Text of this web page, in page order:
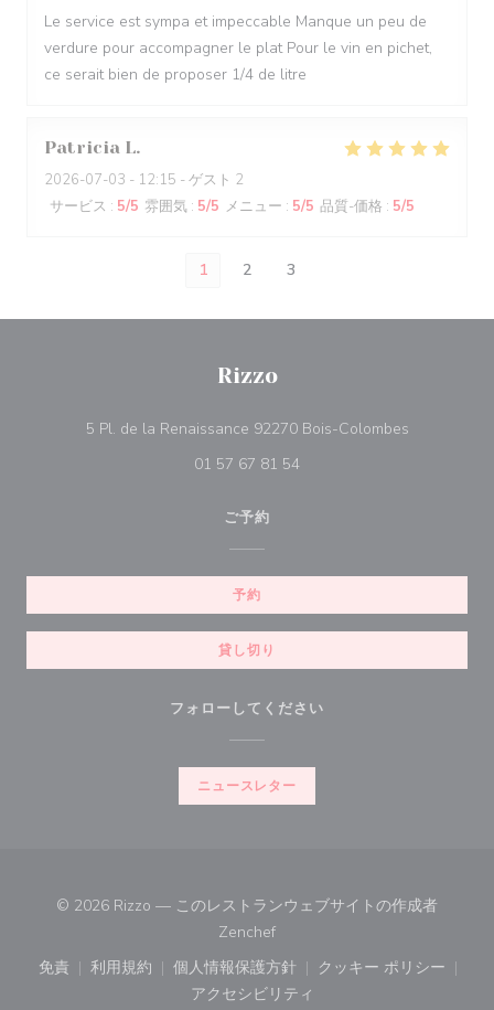
Le service est sympa et impeccable Manque un peu de
verdure pour accompagner le plat Pour le vin en pichet,
ce serait bien de proposer 1/4 de litre
Patricia L
2026-07-03 - 12:15 - ゲスト 2
サービス : 5/5 雰囲気 : 5/5 メニュー : 5/5 品質-価格 : 5/5
1 2 3
Rizzo
5 Pl. de la Renaissance 92270 Bois-Colombes((新しいウ
01 57 67 81 54
ご予約
予約
貸し切り
フォローしてください
ニュースレター
© 2026 Rizzo — このレストランウェブサイトの作成者
Zenchef((新しいウィンドウで開きます))
免責
((新しいウィンドウで開きます))
利用規約
((新しいウィンドウで開きます))
個人情報保護方針
((新しいウィンドウで開きます))
クッキー ポリシー
((新しいウィ
アクセシビリティ
((新しいウィンドウで開きます))